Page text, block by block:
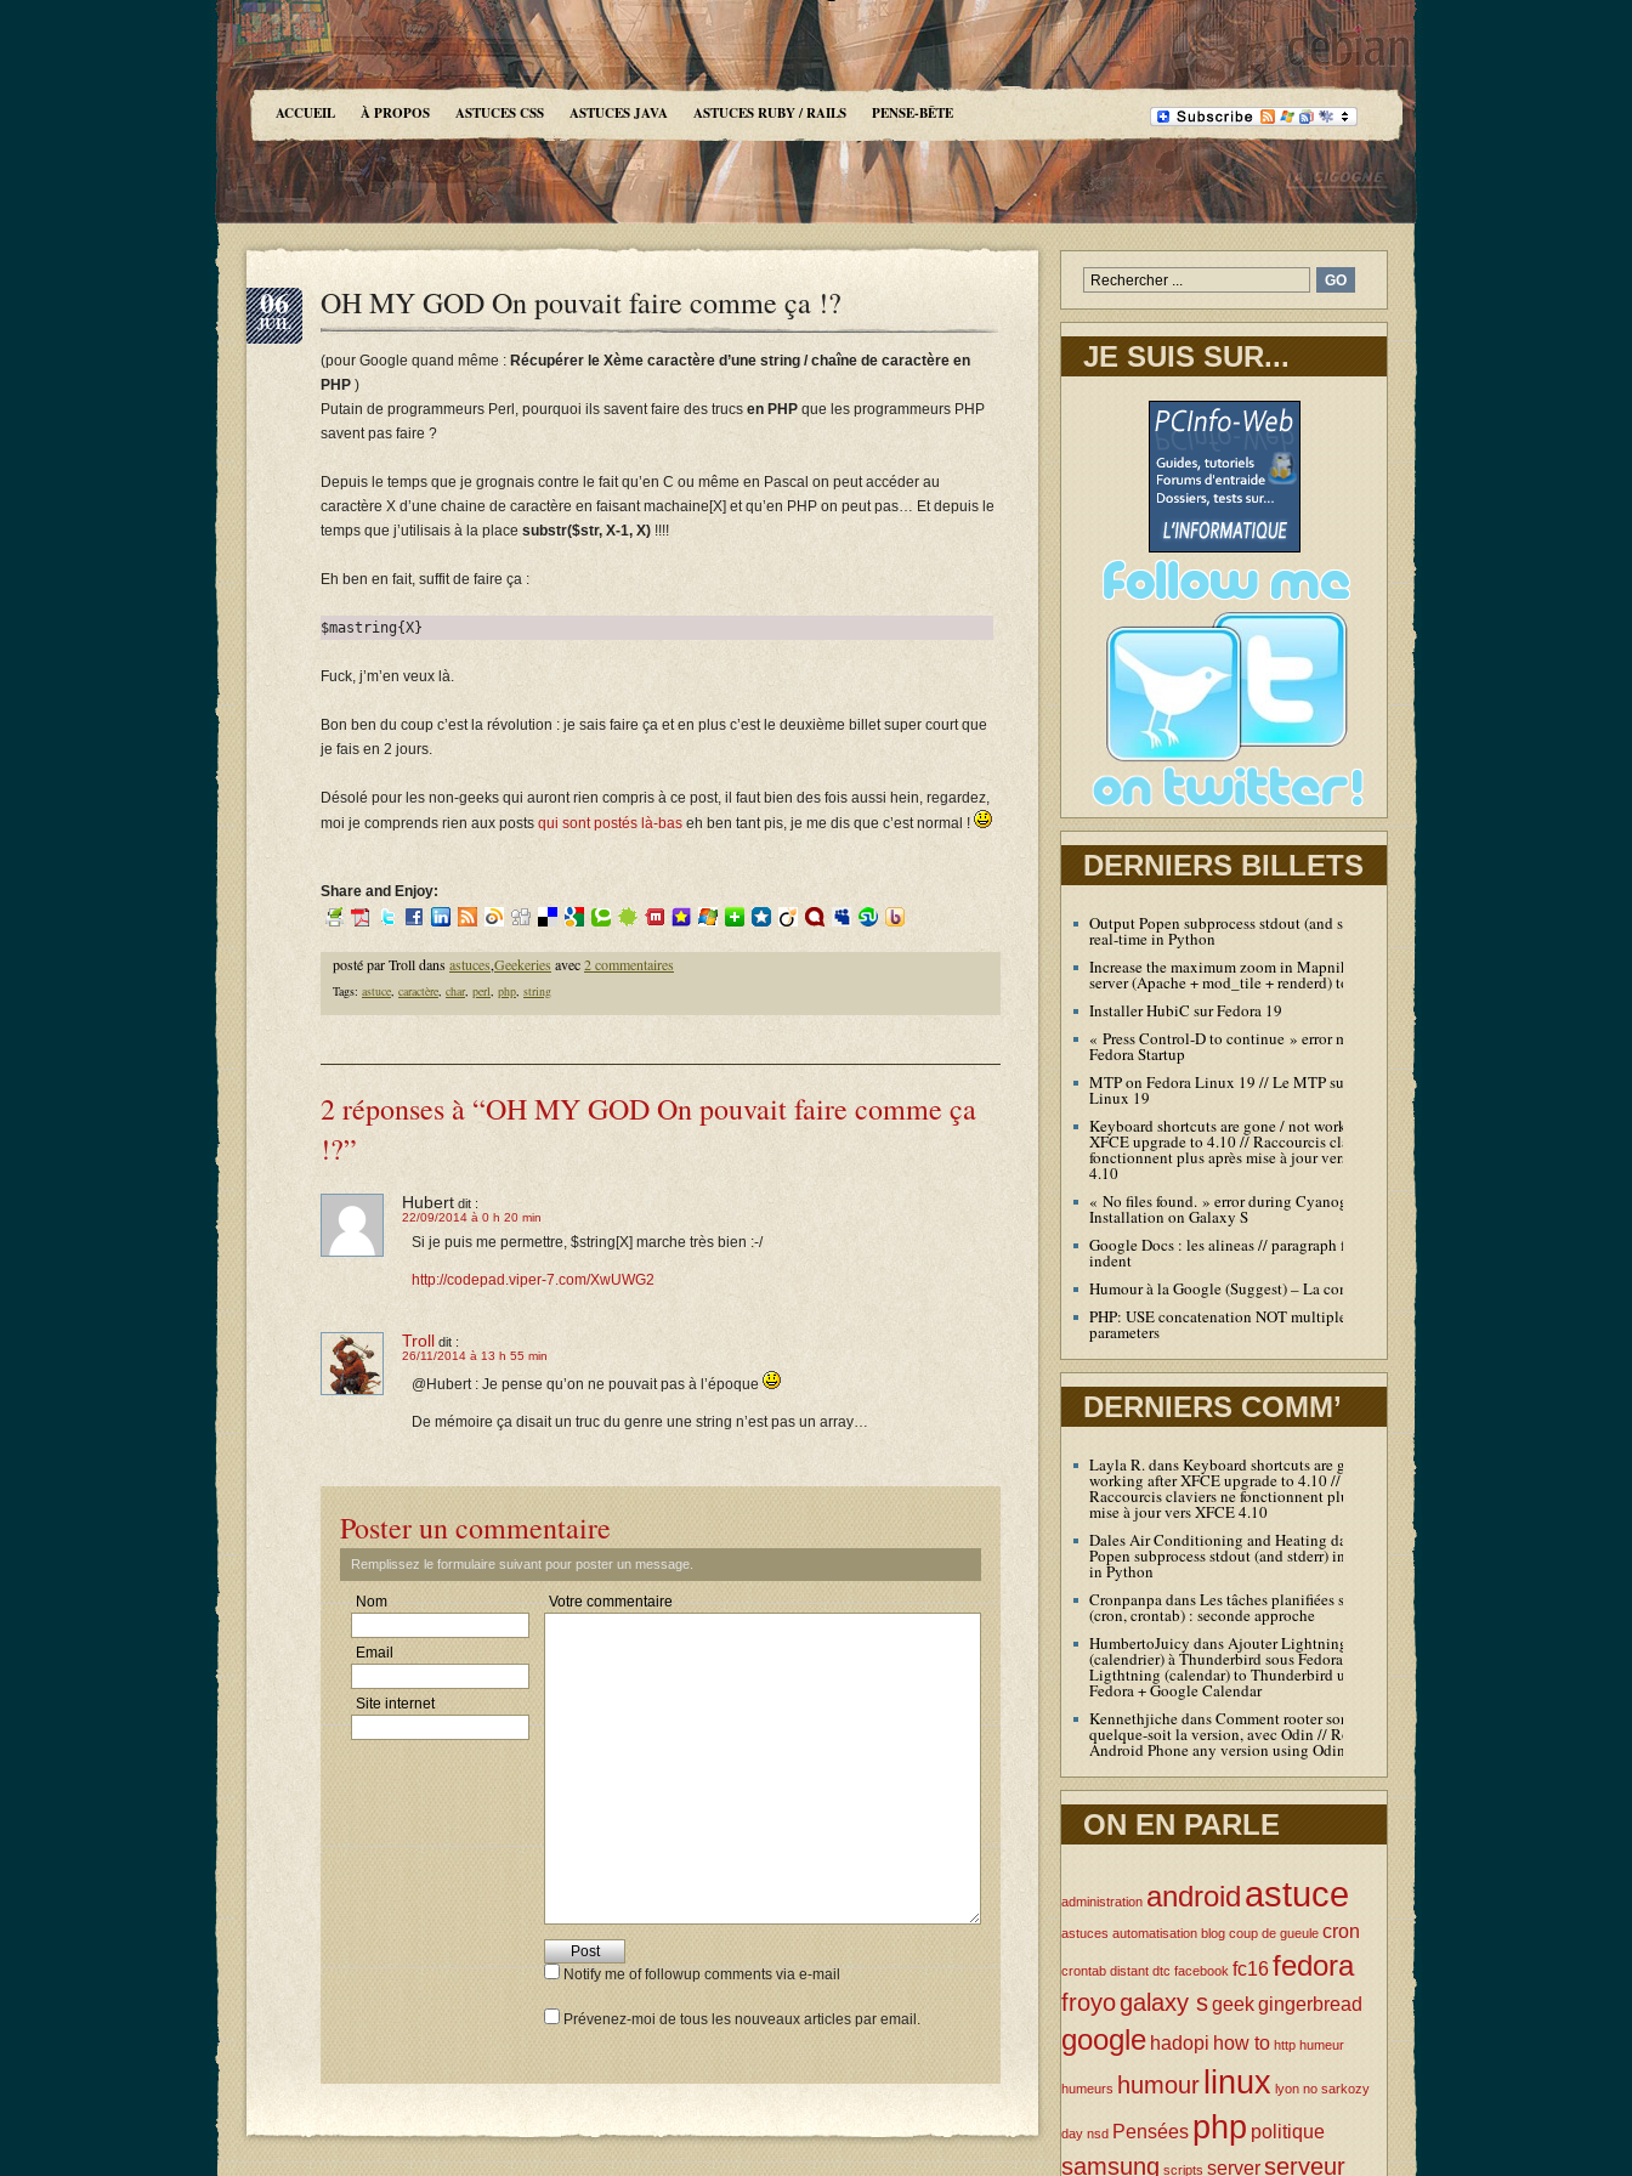
ACCUEIL À PROPOS ASTUCES CSS ASTUCES JAVA ASTUCES RUBY / RAILS PENSE-BÊTE
06
JUIL
OH MY GOD On pouvait faire comme ça !?
(pour Google quand même : Récupérer le Xème caractère d’une string / chaîne de caractère en
PHP )
Putain de programmeurs Perl, pourquoi ils savent faire des trucs en PHP que les programmeurs PHP
savent pas faire ?
Depuis le temps que je grognais contre le fait qu’en C ou même en Pascal on peut accéder au
caractère X d’une chaine de caractère en faisant machaine[X] et qu’en PHP on peut pas… Et depuis le
temps que j’utilisais à la place substr($str, X-1, X) !!!!
Eh ben en fait, suffit de faire ça :
$mastring{X}
Fuck, j’m’en veux là.
Bon ben du coup c’est la révolution : je sais faire ça et en plus c’est le deuxième billet super court que
je fais en 2 jours.
Désolé pour les non-geeks qui auront rien compris à ce post, il faut bien des fois aussi hein, regardez,
moi je comprends rien aux posts qui sont postés là-bas eh ben tant pis, je me dis que c’est normal !
Share and Enjoy:
posté par Troll dans astuces,Geekeries avec2 commentaires
Tags: astuce, caractère, char, perl, php, string
2 réponses à “OH MY GOD On pouvait faire comme ça
!?”
Hubert dit :
22/09/2014 à 0 h 20 min
Si je puis me permettre, $string[X] marche très bien :-/
http://codepad.viper-7.com/XwUWG2
Troll dit :
26/11/2014 à 13 h 55 min
@Hubert : Je pense qu’on ne pouvait pas à l’époque
De mémoire ça disait un truc du genre une string n’est pas un array…
Poster un commentaire
Remplissez le formulaire suivant pour poster un message.
Nom
Email
Site internet
Votre commentaire
Notify me of followup comments via e-mail
Prévenez-moi de tous les nouveaux articles par email.
JE SUIS SUR...
DERNIERS BILLETS
Output Popen subprocess stdout (and stderr) in
real-time in Python
Increase the maximum zoom in Mapnik tiles
server (Apache + mod_tile + renderd) to 19
Installer HubiC sur Fedora 19
« Press Control-D to continue » error message at
Fedora Startup
MTP on Fedora Linux 19 // Le MTP sur Fedora
Linux 19
Keyboard shortcuts are gone / not working after
XFCE upgrade to 4.10 // Raccourcis claviers ne
fonctionnent plus après mise à jour vers XFCE
4.10
« No files found. » error during Cyanogen
Installation on Galaxy S
Google Docs : les alineas // paragraph first line
indent
Humour à la Google (Suggest) – La compil’
PHP: USE concatenation NOT multiple echo /
parameters
DERNIERS COMM’
Layla R.dansKeyboard shortcuts are gone / not
working after XFCE upgrade to 4.10 //
Raccourcis claviers ne fonctionnent plus après
mise à jour vers XFCE 4.10
Dales Air Conditioning and Heating dans
Popen subprocess stdout (and stderr) in real-time
in Python
CronpanpadansLes tâches planifiées sous Linux
(cron, crontab) : seconde approche
HumbertoJuicy dansAjouter Lightning
(calendrier) à Thunderbird sous Fedora / Add
Ligthtning (calendar) to Thunderbird under
Fedora + Google Calendar
KennethjichedansComment rooter son Android
quelque-soit la version, avec Odin // Root your
Android Phone any version using Odin
ON EN PARLE
administration androidastuce
astuces automatisation blog coup de gueule cron
crontab distant dtc facebook fc16fedora
froyogalaxy sgeekgingerbread
google hadopi how to http humeur
humeurs humourlinux lyon no sarkozy
day nsd Pensées php politique
samsung scripts serverserveur